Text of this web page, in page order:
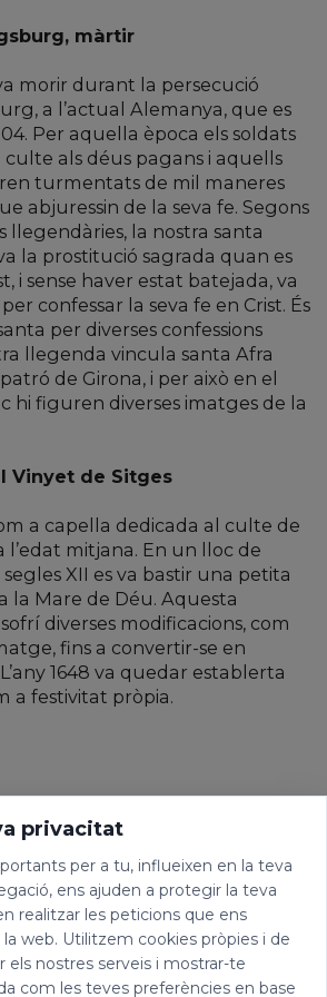
màrtir
morir durant la persecució
a l’actual Alemanya, que es
Per aquella època els soldats
als déus pagans i aquells
turmentats de mil maneres
abjuressin de la seva fe. Segons
llegendàries, la nostra santa
la prostitució sagrada quan es
i sense haver estat batejada, va
confessar la seva fe en Crist. És
per diverses confessions
llegenda vincula santa Afra
de Girona, i per això en el
hi figuren diverses imatges de la
Vinyet de Sitges
a capella dedicada al culte de
l’edat mitjana. En un lloc de
XII es va bastir una petita
la Mare de Déu. Aquesta
diverses modificacions, com
fins a convertir-se en
1648 va quedar establerta
a festivitat pròpia.
privacitat
per a tu, influeixen en la teva
ens ajuden a protegir la teva
realitzar les peticions que ens
la web. Utilitzem cookies pròpies i de
els nostres serveis i mostrar-te
com les teves preferències en base